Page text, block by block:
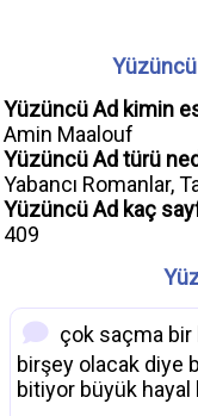
Yüzüncü
Yüzüncü Ad kimin
Amin Maalouf
Yüzüncü Ad türü
Yabancı Romanlar,
Yüzüncü Ad kaç
409
çok saçma bir
birşey olacak diye
bitiyor büyük hayal